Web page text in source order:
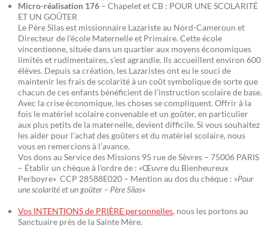
Micro-réalisation 176 – Chapelet et CB : POUR UNE SCOLARITÉ
ET UN GOÛTER
Le Père Silas est missionnaire Lazariste au Nord-Cameroun et
Directeur de l’école Maternelle et Primaire. Cette école
vincentienne, située dans un quartier aux moyens économiques
limités et rudimentaires, s’est agrandie. Ils accueillent environ 600
élèves. Depuis sa création, les Lazaristes ont eu le souci de
maintenir les frais de scolarité à un coût symbolique de sorte que
chacun de ces enfants bénéficient de l’instruction scolaire de base.
Avec la crise économique, les choses se compliquent. Offrir à la
fois le matériel scolaire convenable et un goûter, en particulier
aux plus petits de la maternelle, devient difficile. Si vous souhaitez
les aider pour l’achat des goûters et du matériel scolaire, nous
vous en remercions à l’avance.
Vos dons au Service des Missions 95 rue de Sèvres – 75006 PARIS
– Établir un chèque à l’ordre de : «Œuvre du Bienheureux
Perboyre» CCP 28588E020 – Mention au dos du chèque : »Pour
une scolarité et un goûter – Père Silas«
Vos INTENTIONS de PRIÈRE personnelles, nous les portons au
Sanctuaire près de la Sainte Mère.